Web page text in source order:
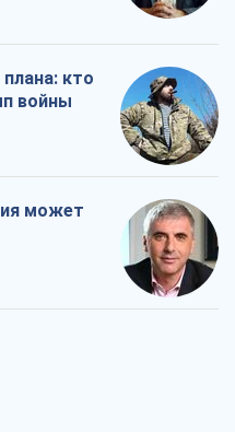
кто
войны
может